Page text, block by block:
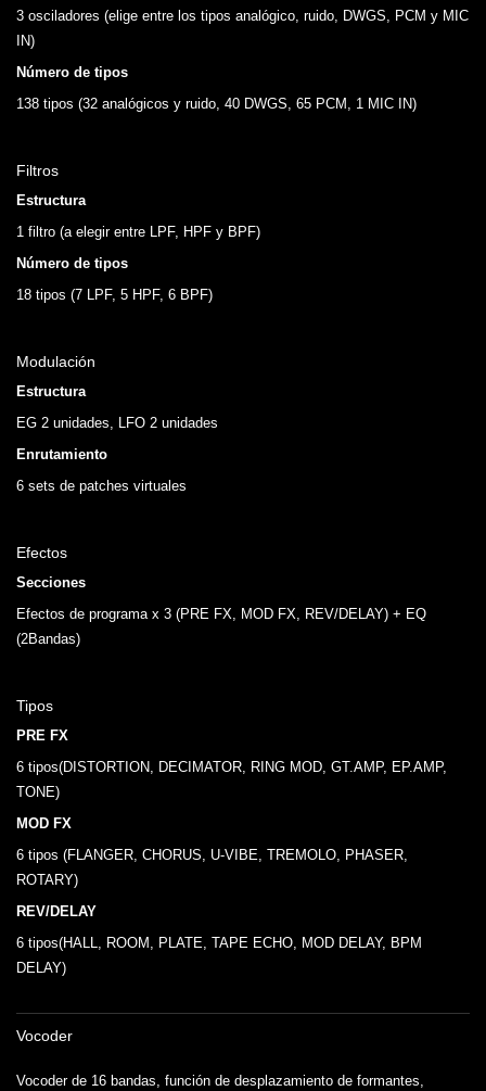
3 osciladores (elige entre los tipos analógico, ruido, DWGS, PCM y MIC
IN)
Número de tipos
138 tipos (32 analógicos y ruido, 40 DWGS, 65 PCM, 1 MIC IN)
Filtros
Estructura
1 filtro (a elegir entre LPF, HPF y BPF)
Número de tipos
18 tipos (7 LPF, 5 HPF, 6 BPF)
Modulación
Estructura
EG 2 unidades, LFO 2 unidades
Enrutamiento
6 sets de patches virtuales
Efectos
Secciones
Efectos de programa x 3 (PRE FX, MOD FX, REV/DELAY) + EQ
(2Bandas)
Tipos
PRE FX
6 tipos(DISTORTION, DECIMATOR, RING MOD, GT.AMP, EP.AMP,
TONE)
MOD FX
6 tipos (FLANGER, CHORUS, U-VIBE, TREMOLO, PHASER,
ROTARY)
REV/DELAY
6 tipos(HALL, ROOM, PLATE, TAPE ECHO, MOD DELAY, BPM
DELAY)
Vocoder
Vocoder de 16 bandas, función de desplazamiento de formantes,